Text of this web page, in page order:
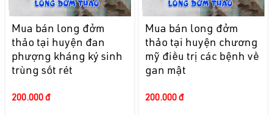
Mua bán long đởm
thảo tại huyện đan
phượng kháng ký sinh
trùng sốt rét
200.000 đ
Mua bán long đởm
thảo tại huyện chương
mỹ điều trị các bệnh về
gan mật
200.000 đ